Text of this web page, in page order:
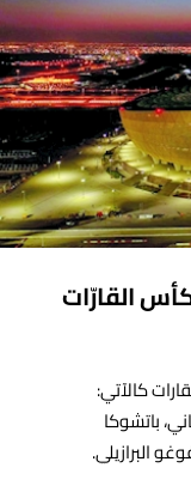
القارّات
يشارك فيها 6 أبطال للقارات كالآتي:
باتشوكا
البرازيلي.